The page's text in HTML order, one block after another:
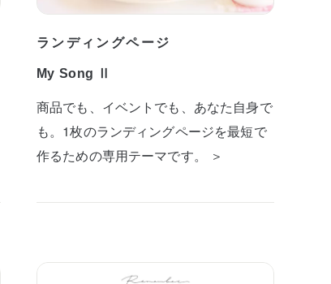
ランディングページ
My Song Ⅱ
商品でも、イベントでも、あなた自身で
も。1枚のランディングページを最短で
作るための専用テーマです。 ＞